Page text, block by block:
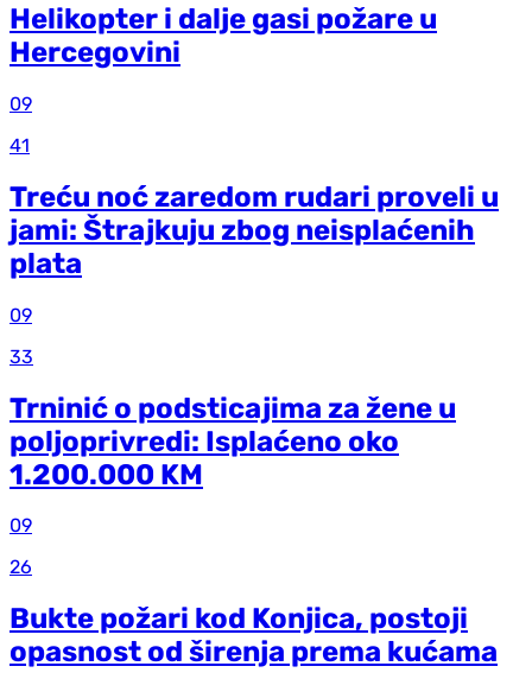
Helikopter i dalje gasi požare u
Hercegovini
09
41
Treću noć zaredom rudari proveli u
jami: Štrajkuju zbog neisplaćenih
plata
09
33
Trninić o podsticajima za žene u
poljoprivredi: Isplaćeno oko
1.200.000 KM
09
26
Bukte požari kod Konjica, postoji
opasnost od širenja prema kućama